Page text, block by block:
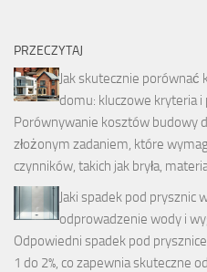
PRZECZYTAJ
Jak skutecznie
domu: kluczowe kryteria i
Porównywanie kosztów budowy
złożonym zadaniem, które
czynników, takich jak bryła,
Jaki spadek pod prysznic
odprowadzenie wody i
Odpowiedni spadek pod
1 do 2%, co zapewnia skuteczne